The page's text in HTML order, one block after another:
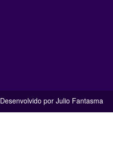
Desenvolvido por Julio Fantasma